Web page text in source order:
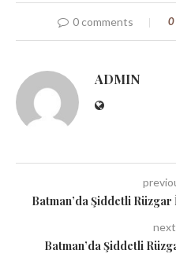
0 comments 0
ADMIN
Batman’da Şiddetli
Batman’da Şiddetli